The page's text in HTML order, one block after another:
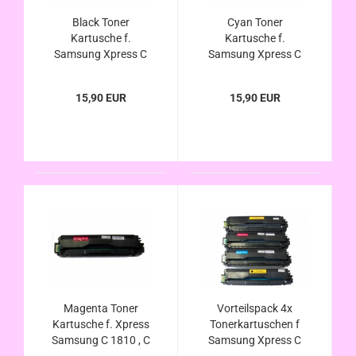
Black Toner
Kartusche f.
Samsung Xpress C
(kompatibel zu
15,90 EUR
Cyan Toner
Kartusche f.
Samsung Xpress C
(kompatibel zu
15,90 EUR
Magenta Toner
Kartusche f. Xpress
Samsung C 1810 , C
Vorteilspack 4x
Tonerkartuschen f
Samsung Xpress C